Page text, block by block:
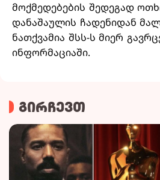
მოქმედებების შედეგად
დანაშაულის ჩადენიდან
ნათქვამია შსს-ს მიერ
ინფორმაციაში.
გირჩევთ